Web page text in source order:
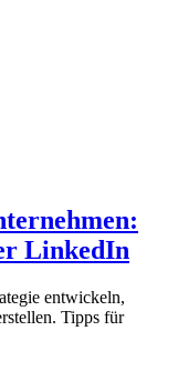
LinkedIn
entwickeln,
Tipps für